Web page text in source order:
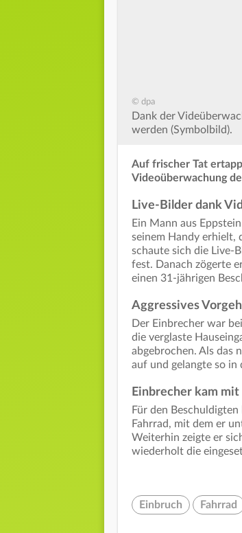
© dpa
Dank der
werden (Symbolbild).
Auf frischer Tat
Videoüberwachung
Live-Bilder dank
Ein Mann aus
seinem Handy erhielt,
schaute sich die Live-
fest. Danach zögerte
einen 31-jährigen
Aggressives
Der Einbrecher war
die verglaste
abgebrochen. Als das
auf und gelangte so in
Einbrecher kam
Für den
Fahrrad, mit dem er
Weiterhin zeigte er
wiederholt die
Einbruch Fahrrad